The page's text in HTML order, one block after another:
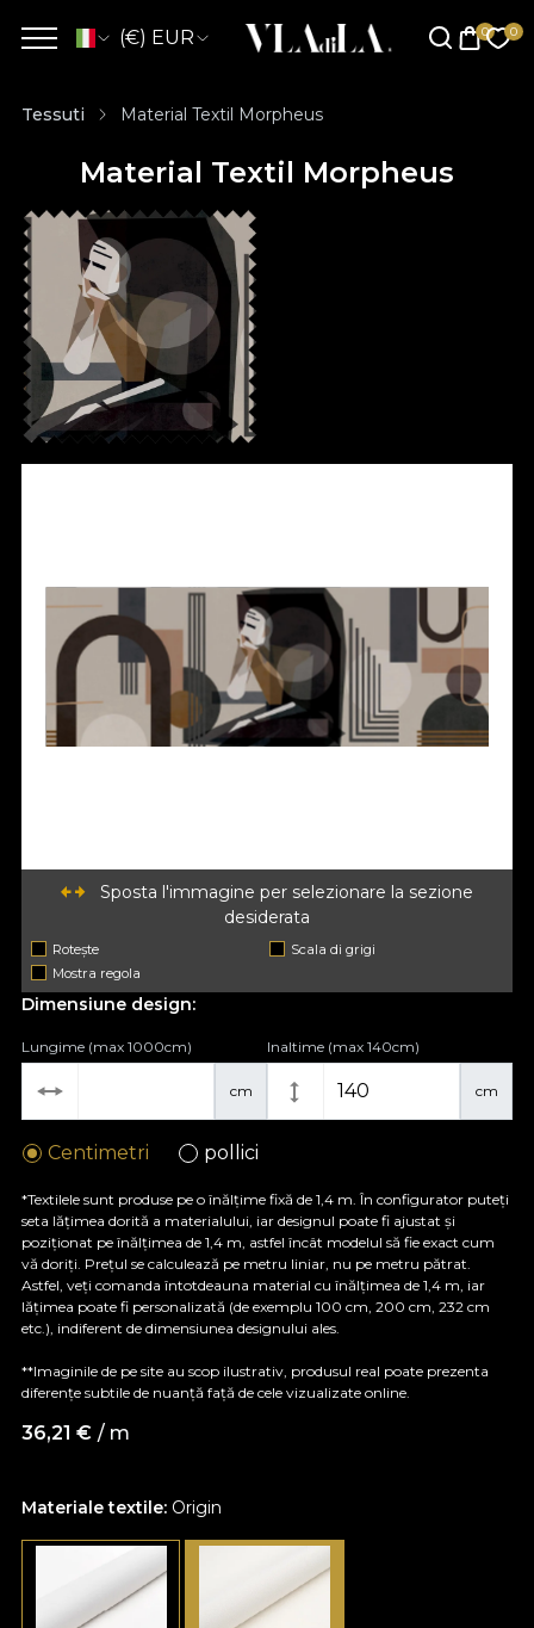
(€) EUR
Tessuti Material Textil Morpheus
Material Textil Morpheus
Sposta l'immagine per selezionare la sezione
desiderata
Rotește
Scala di grigi
Mostra regola
Materiale textile: Origin
Dimensiune design:
cm
Lungime (max 1000cm)
cm
Inaltime (max 140cm)
Centimetri pollici
*Textilele sunt produse pe o înălțime fixă de 1,4 m. În configurator puteți
seta lățimea dorită a materialului, iar designul poate fi ajustat și
poziționat pe înălțimea de 1,4 m, astfel încât modelul să fie exact cum
vă doriți. Prețul se calculează pe metru liniar, nu pe metru pătrat.
Astfel, veți comanda întotdeauna material cu înălțimea de 1,4 m, iar
lățimea poate fi personalizată (de exemplu 100 cm, 200 cm, 232 cm
etc.), indiferent de dimensiunea designului ales.
**Imaginile de pe site au scop ilustrativ, produsul real poate prezenta
diferențe subtile de nuanță față de cele vizualizate online.
36,21 € / m